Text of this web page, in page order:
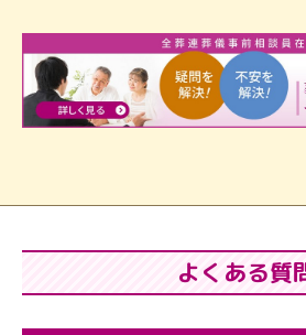
よくある質